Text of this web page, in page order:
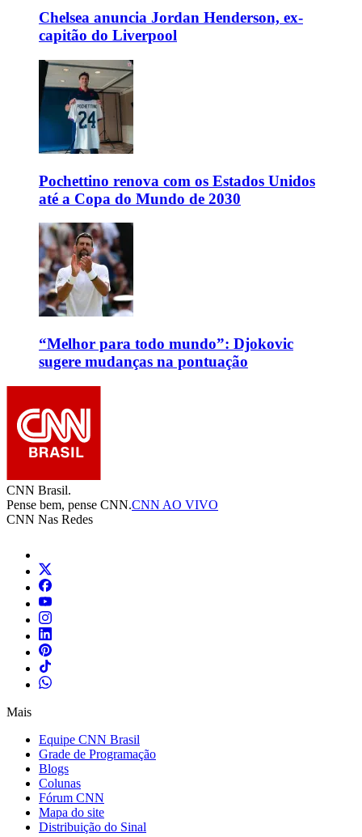
Chelsea anuncia Jordan Henderson, ex-
capitão do Liverpool
Pochettino renova com os Estados Unidos
até a Copa do Mundo de 2030
“Melhor para todo mundo”: Djokovic
sugere mudanças na pontuação
CNN Brasil.
Pense bem, pense CNN.CNN AO VIVO
CNN Nas Redes
Mais
Equipe CNN Brasil
Grade de Programação
Blogs
Colunas
Fórum CNN
Mapa do site
Distribuição do Sinal